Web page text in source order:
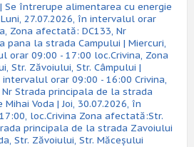
Se întrerupe alimentarea cu energie
27.07.2026, în intervalul orar
Zona afectată: DC133, Nr
pana la strada Campului | Miercuri,
orar 09:00 - 17:00 loc.Crivina, Zona
Str. Zăvoiului, Str. Câmpului |
intervalul orar 09:00 - 16:00 Crivina,
Strada principala de la strada
Voda | Joi, 30.07.2026, în
loc.Crivina Zona afectată:Str.
principala de la strada Zavoiului
Str. Zăvoiului, Str. Măceșului